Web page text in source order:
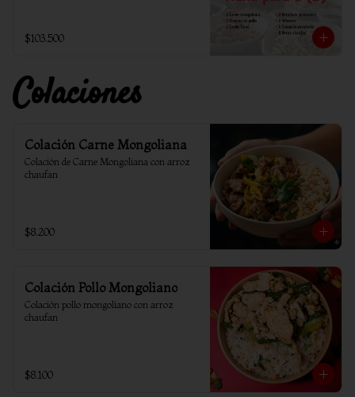
$103.500
Colaciones
Colación Carne Mongoliana
Colación de Carne Mongoliana con arroz
chaufan
$8.200
Colación Pollo Mongoliano
Colación pollo mongoliano con arroz
chaufan
$8.100